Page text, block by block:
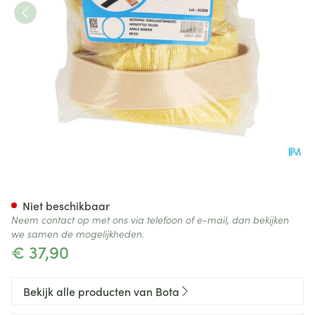
€ 37,90
Niet beschikbaar
Neem contact op met ons via telefoon of e-mail, dan bekijken
we samen de mogelijkheden.
Bekijk alle producten van Bota